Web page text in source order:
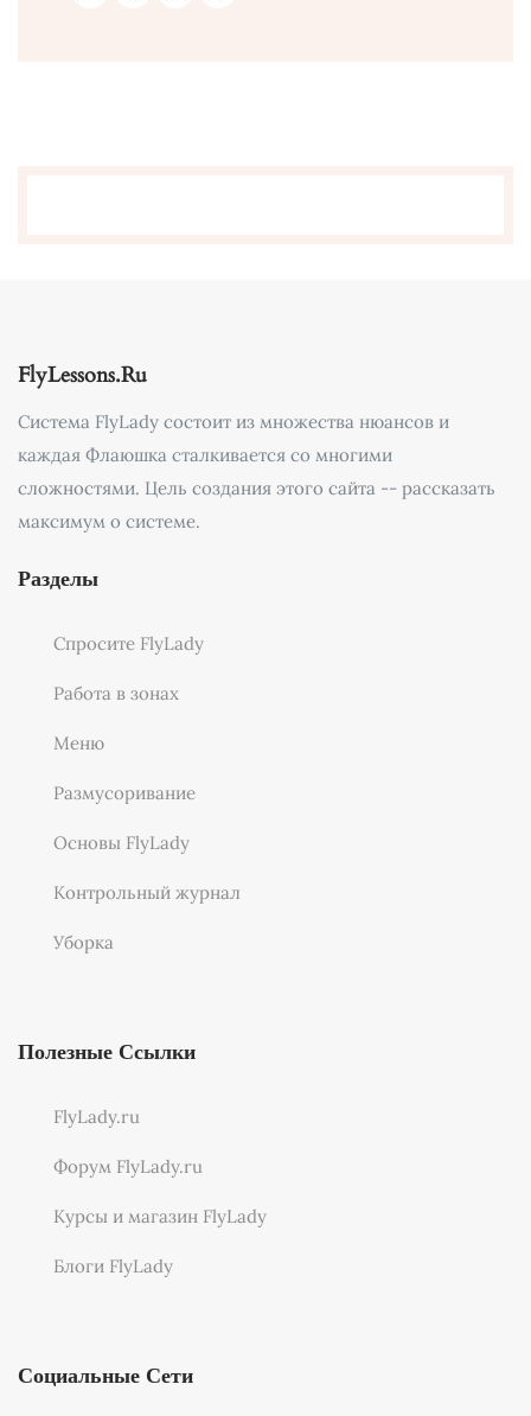
FlyLessons.Ru
Система FlyLady состоит из множества нюансов и
каждая Флаюшка сталкивается со многими
сложностями. Цель создания этого сайта -- рассказать
максимум о системе.
Разделы
Спросите FlyLady
Работа в зонах
Меню
Размусоривание
Основы FlyLady
Контрольный журнал
Уборка
Полезные Ссылки
FlyLady.ru
Форум FlyLady.ru
Курсы и магазин FlyLady
Блоги FlyLady
Социальные Сети